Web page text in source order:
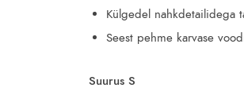
Külgedel nahkdetailidega
Seest pehme karvase
Suurus S